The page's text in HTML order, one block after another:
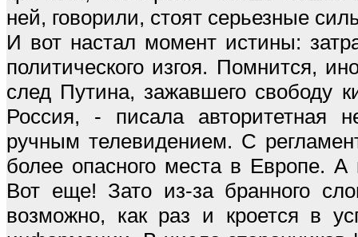
ней, говорили, стоят серьезные
И вот настал момент истины:
политического изгоя. Помнится,
след Путина, зажавшего свободу
Россия, - писала авторитетная
ручным телевидением. С
более опасного места в Европе. А
Вот еще! Зато из-за бранного
возможно, как раз и кроется в